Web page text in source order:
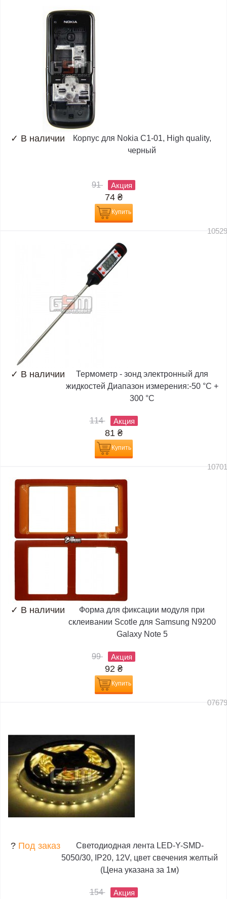
✓ В наличии
Корпус для Nokia C1-01, High quality,
черный
91 Акция
74 ₴
Купить
✓ В наличии
Термометр - зонд электронный для
жидкостей Диапазон измерения:-50 °C +
300 °C
114 Акция
81 ₴
Купить
✓ В наличии
Форма для фиксации модуля при
склеивании Scotle для Samsung N9200
Galaxy Note 5
99 Акция
92 ₴
Купить
? Под заказ
Светодиодная лента LED-Y-SMD-
5050/30, IP20, 12V, цвет свечения желтый
(Цена указана за 1м)
154 Акция